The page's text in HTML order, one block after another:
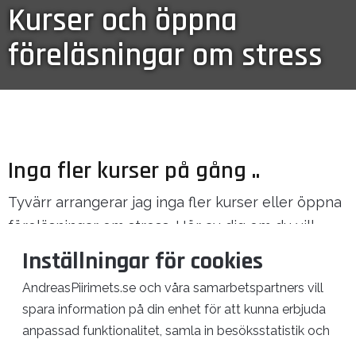
Kurser och öppna
föreläsningar om stress
Inga fler kurser på gång ..
Tyvärr arrangerar jag inga fler kurser eller öppna
föreläsningar om stress. Hör av dig om du vill
anlita mig till din arbetsplats istället.
FAQ om att boka mig >
Inställningar för cookies
AndreasPiirimets.se och våra samarbetspartners vill
spara information på din enhet för att kunna erbjuda
anpassad funktionalitet, samla in besöksstatistik och